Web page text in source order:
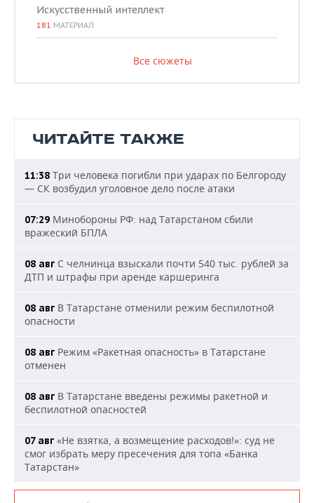
Искусственный интеллект
181 МАТЕРИАЛ
Все сюжеты
ЧИТАЙТЕ ТАКЖЕ
11:38 Три человека погибли при ударах по Белгороду
— СК возбудил уголовное дело после атаки
07:29 Минобороны РФ: над Татарстаном сбили
вражеский БПЛА
08 авг С челнинца взыскали почти 540 тыс. рублей за
ДТП и штрафы при аренде каршеринга
08 авг В Татарстане отменили режим беспилотной
опасности
08 авг Режим «Ракетная опасность» в Татарстане
отменен
08 авг В Татарстане введены режимы ракетной и
беспилотной опасностей
07 авг «Не взятка, а возмещение расходов!»: суд не
смог избрать меру пресечения для топа «Банка
Татарстан»